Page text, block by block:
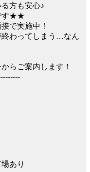
方も安心♪
す★★
で実施中！
終わってしまう…なん
らご案内します！
あり